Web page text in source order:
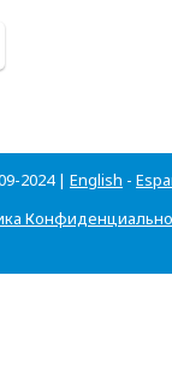
2024 | English -